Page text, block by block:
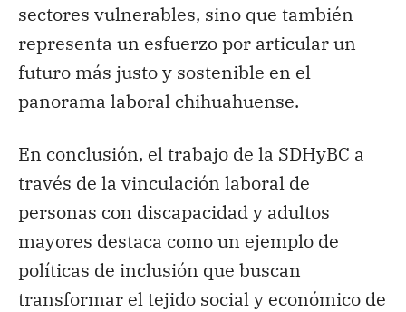
sectores vulnerables, sino que también
representa un esfuerzo por articular un
futuro más justo y sostenible en el
panorama laboral chihuahuense.
En conclusión, el trabajo de la SDHyBC a
través de la vinculación laboral de
personas con discapacidad y adultos
mayores destaca como un ejemplo de
políticas de inclusión que buscan
transformar el tejido social y económico de